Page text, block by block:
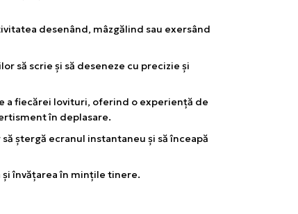
desenând, mâzgălind sau exersând
să scrie și să deseneze cu precizie și
a fiecărei lovituri, oferind o experiență de
în deplasare.
ștergă ecranul instantaneu și să înceapă
învățarea în mințile tinere.